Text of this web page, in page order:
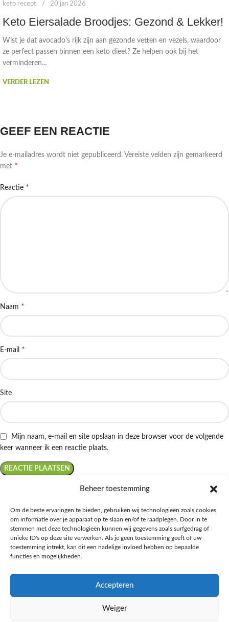
Beheer toestemming
Om de beste ervaringen te bieden, gebruiken wij technologieën zoals cookies
om informatie over je apparaat op te slaan en/of te raadplegen. Door in te
stemmen met deze technologieën kunnen wij gegevens zoals surfgedrag of
unieke ID's op deze site verwerken. Als je geen toestemming geeft of uw
toestemming intrekt, kan dit een nadelige invloed hebben op bepaalde
functies en mogelijkheden.
Accepteren
Weiger
keto recept 20 jan 2026
Keto Eiersalade Broodjes: Gezond & Lekker!
Wist je dat avocado's rijk zijn aan gezonde vetten en vezels, waardoor
ze perfect passen binnen een keto dieet? Ze helpen ook bij het
verminderen...
VERDER LEZEN
GEEF EEN REACTIE
Je e-mailadres wordt niet gepubliceerd. Vereiste velden zijn gemarkeerd
met *
Reactie *
Naam *
E-mail *
Site
Mijn naam, e-mail en site opslaan in deze browser voor de volgende
keer wanneer ik een reactie plaats.
Ontdek de beste keto-vriendelijke keuzes van Albert Heijn, verrijk je
kennis met onze diepgaande blogs over het keto-dieet, en deel jouw
favoriete keto recepten in onze bruisende online gemeenschap!